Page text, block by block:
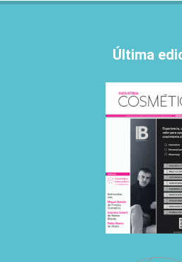
Última